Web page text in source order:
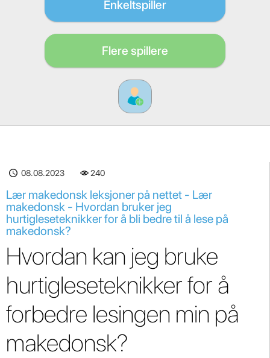
Enkeltspiller
Flere spillere
08.08.2023 240
Lær makedonsk leksjoner på nettet - Lær
makedonsk - Hvordan bruker jeg
hurtigleseteknikker for å bli bedre til å lese på
makedonsk?
Hvordan kan jeg bruke
hurtigleseteknikker for å
forbedre lesingen min på
makedonsk?